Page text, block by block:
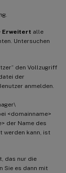
Erweitert alle
Untersuchen
den Vollzugriff
der
anmelden.
<domainname>
der Name des
werden kann, ist
das nur die
Sie es dann mit